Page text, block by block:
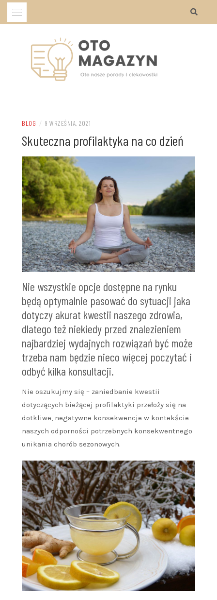
Przejdź
BLOG / 9 WRZEŚNIA, 2021
Skuteczna profilaktyka na co dzień
Nie wszystkie opcje dostępne na rynku
będą optymalnie pasować do sytuacji jaka
dotyczy akurat kwestii naszego zdrowia,
dlatego też niekiedy przed znalezieniem
najbardziej wydajnych rozwiązań być może
trzeba nam będzie nieco więcej poczytać i
odbyć kilka konsultacji.
Nie oszukujmy się – zaniedbanie kwestii
dotyczących bieżącej profilaktyki przełoży się na
dotkliwe, negatywne konsekwencje w kontekście
naszych odporności potrzebnych konsekwentnego
unikania chorób sezonowych.